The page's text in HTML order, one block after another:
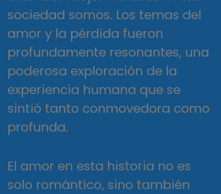
sociedad somos. Los temas del
amor y la pérdida fueron
profundamente resonantes, una
poderosa exploración de la
experiencia humana que se
sintió tanto conmovedora como
profunda.
El amor en esta historia no es
solo romántico, sino también